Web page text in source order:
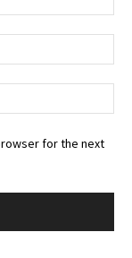
for the next